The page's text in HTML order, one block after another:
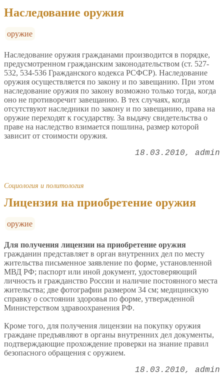
Наследование оружия
оружие
Наследование оружия гражданами производится в порядке,
предусмотренном гражданским законодательством (ст. 527-
532, 534-536 Гражданского кодекса РСФСР). Наследование
оружия осуществляется по закону и по завещанию. При этом
наследование оружия по закону возможно только тогда, когда
оно не противоречит завещанию. В тех случаях, когда
отсутствуют наследники по закону и по завещанию, права на
оружие переходят к государству. За выдачу свидетельства о
праве на наследство взимается пошлина, размер которой
зависит от стоимости оружия.
18.03.2010 admin
Социология и политология
Лицензия на приобретение оружия
оружие
Для получения лицензии на приобретение оружия
гражданин представляет в орган внутренних дел по месту
жительства письменное заявление по форме, установленной
МВД РФ; паспорт или иной документ, удостоверяющий
личность и гражданство России и наличие постоянного места
жительства; две фотографии размером 34 см; медицинскую
справку о состоянии здоровья по форме, утвержденной
Министерством здравоохранения РФ.
Кроме того, для получения лицензии на покупку оружия
граждане предъявляют в органы внутренних дел документы,
подтверждающие прохождение проверки на знание правил
безопасного обращения с оружием.
18.03.2010 admin